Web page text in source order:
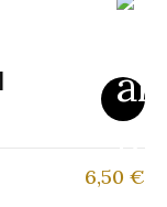
6,50 €